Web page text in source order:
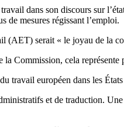
dans son discours sur
de mesures régissant l’emploi.
(AET) serait « le joyau de la
Commission, cela
travail européen dans les
et de traduction.